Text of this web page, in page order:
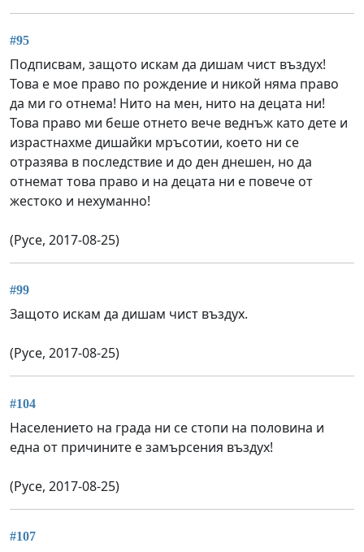
#95
Подписвам, защото искам да дишам чист въздух!
Това е мое право по рождение и никой няма право
да ми го отнема! Нито на мен, нито на децата ни!
Това право ми беше отнето вече веднъж като дете и
израстнахме дишайки мръсотии, което ни се
отразява в последствие и до ден днешен, но да
отнемат това право и на децата ни е повече от
жестоко и нехуманно!
(Русе, 2017-08-25)
#99
Защото искам да дишам чист въздух.
(Русе, 2017-08-25)
#104
Населението на града ни се стопи на половина и
една от причините е замърсения въздух!
(Русе, 2017-08-25)
#107